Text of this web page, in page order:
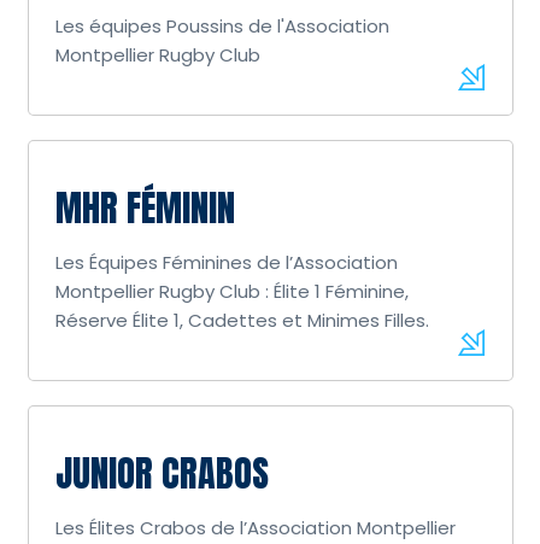
Les équipes Poussins de l'Association
Montpellier Rugby Club
MHR FÉMININ
Les Équipes Féminines de l’Association
Montpellier Rugby Club : Élite 1 Féminine,
Réserve Élite 1, Cadettes et Minimes Filles.
JUNIOR CRABOS
Les Élites Crabos de l’Association Montpellier